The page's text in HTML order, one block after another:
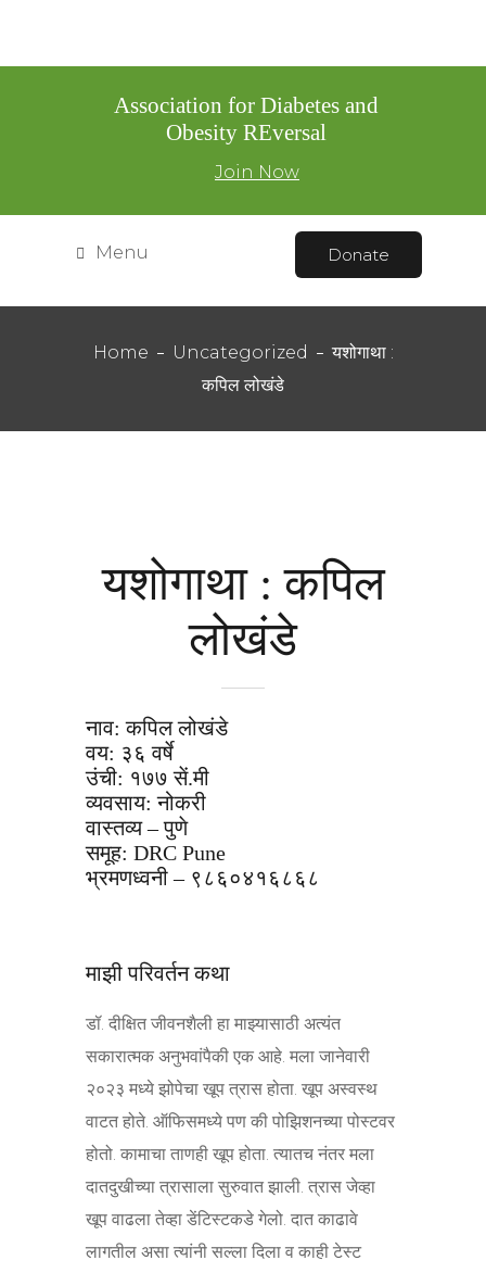
Association for Diabetes and
Obesity REversal
Join Now
Menu Donate
Home Uncategorized
यशोगाथा :
कपिल लोखंडे
यशोगाथा : कपिल
लोखंडे
नाव: कपिल लोखंडे
वय: ३६ वर्षे
उंची: १७७ सें.मी
व्यवसाय: नोकरी
वास्तव्य – पुणे
समूह: DRC Pune
भ्रमणध्वनी – ९८६०४१६८६८
माझी परिवर्तन कथा
डॉ. दीक्षित जीवनशैली हा माझ्यासाठी अत्यंत
सकारात्मक अनुभवांपैकी एक आहे. मला जानेवारी
२०२३ मध्ये झोपेचा खूप त्रास होता. खूप अस्वस्थ
वाटत होते. ऑफिसमध्ये पण की पोझिशनच्या पोस्टवर
होतो. कामाचा ताणही खूप होता. त्यातच नंतर मला
दातदुखीच्या त्रासाला सुरुवात झाली. त्रास जेव्हा
खूप वाढला तेव्हा डेंटिस्टकडे गेलो. दात काढावे
लागतील असा त्यांनी सल्ला दिला व काही टेस्ट